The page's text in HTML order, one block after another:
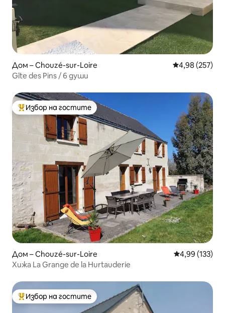
Дом – Chouzé-sur-Loire Средна
4,98 (257)
Gîte des Pins / 6 души
Най-популярен избор на гостите
Избор на гостите
Дом – Chouzé-sur-Loire Средна
4,99 (133)
Хижа La Grange de la Hurtauderie
Най-популярен избор на гостите
Избор на гостите